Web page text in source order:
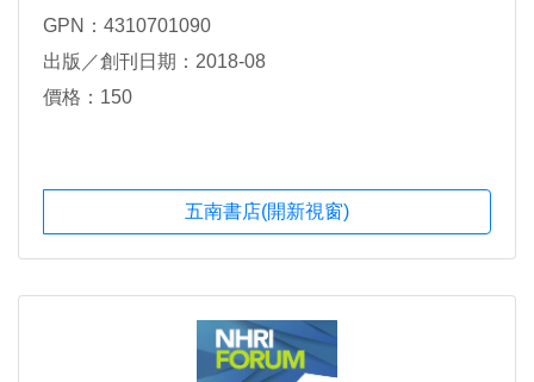
GPN：4310701090
出版／創刊日期：2018-08
價格：150
五南書店(開新視窗)